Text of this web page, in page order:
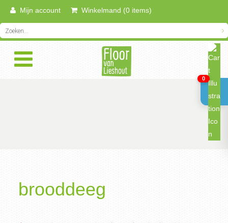
Mijn account Winkelmand (0 items)
brooddeeg
0